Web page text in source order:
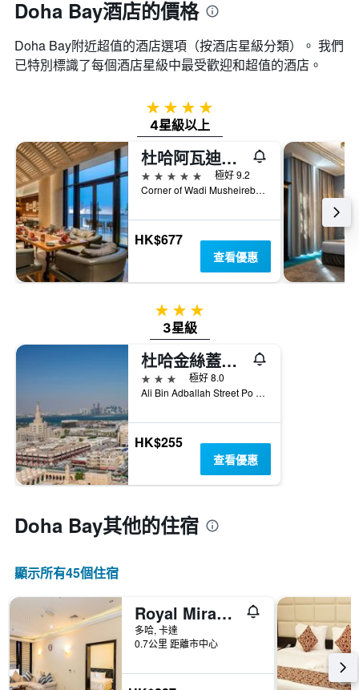
Doha Bay酒店的價格
Doha Bay附近超值的酒店選項（按酒店星級分類）。 我們
已特別標識了每個酒店星級中最受歡迎和超值的酒店。
4星級
4星級以上
杜哈阿瓦迪飯店 - 美憬閣飯店
5星級
極好 9.2
Corner of Wadi Musheireb And Jassim Bin Mohammed S, 19, 多哈, 卡達
HK$677
查看優惠
3星級
3星級
杜哈金絲蓋特酒店 - 多哈
3星級
極好 8.0
Ali Bin Adballah Street Po Box 242310, 多哈, 卡達
HK$255
查看優惠
Doha Bay​其他的住宿
顯示所有45​個住宿
Royal Mirage Hotel and Apartments
多哈, 卡達
0.7公里 距離市中心